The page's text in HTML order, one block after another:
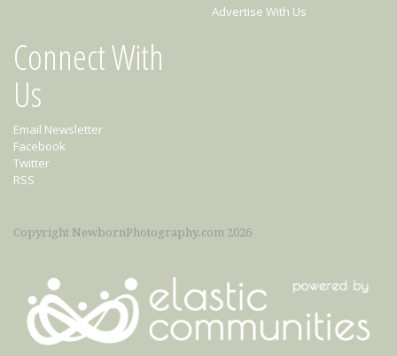
Advertise With Us
Connect With
Us
Email Newsletter
Facebook
Twitter
RSS
Copyright NewbornPhotography.com 2026